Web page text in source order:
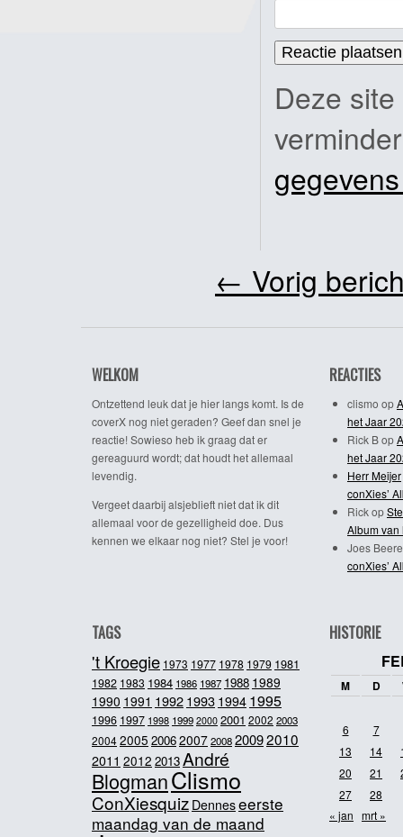
Deze
← Vorig
WELKOM
Ontzettend leuk dat je hier langs komt. Is de
coverX nog niet geraden? Geef dan snel je
reactie! Sowieso heb ik graag dat er
gereaguurd wordt; dat houdt het allemaal
levendig.
Vergeet daarbij alsjeblieft niet dat ik dit
allemaal voor de gezelligheid doe. Dus
kennen we elkaar nog niet? Stel je voor!
REACTIES
clismo op
het Jaar
Rick Bop
het Jaar
Herr Meijer
conXies’
Rickop
Album van
Joes
conXies’
TAGS
't Kroegie 1973 1977 1978 1979 1981
1982 1983 1984 1986 1987 1988 1989
1990 1991 19921993 1994 1995
1996 1997 1998 1999 2000 2001 2002 2003
20042005 20062007200820092010
2011 2012 2013André
BlogmanClismo
ConXiesquiz Denneseerste
maandag van de maand
HISTORIE
M D
6
7
13
14
20
21
27
28
« jan mrt »